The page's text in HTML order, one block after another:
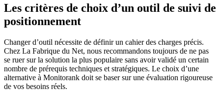
Les critères de choix d’un outil de suivi de
positionnement
Changer d’outil nécessite de définir un cahier des charges précis.
Chez La Fabrique du Net, nous recommandons toujours de ne pas
se ruer sur la solution la plus populaire sans avoir validé un certain
nombre de prérequis techniques et stratégiques. Le choix d’une
alternative à Monitorank doit se baser sur une évaluation rigoureuse
de vos besoins réels.